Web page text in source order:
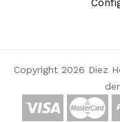
Copyright 2026 Diez